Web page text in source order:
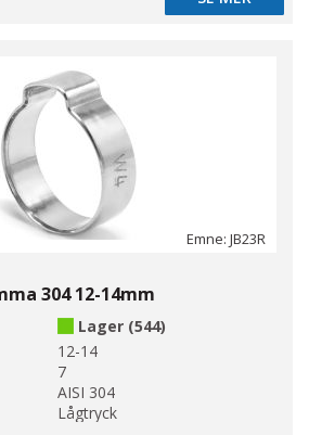
Emne: JB23R
304 12-14mm
Lager (544)
12-14
7
AISI 304
Lågtryck